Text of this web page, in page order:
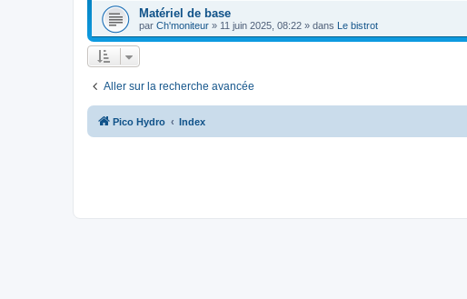
Matériel de base
par Ch'moniteur » 11 juin 2025, 08:22 » dans Le bistrot
Aller sur la recherche avancée
Pico Hydro Index